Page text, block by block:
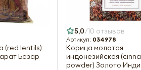
(red lentils)
Базар
5,0 10 отзывов
Артикул: 034978
Корица молотая
индонезийская
powder) Золото